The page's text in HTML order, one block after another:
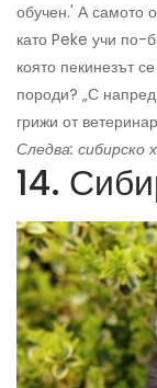
обучен.' А самото
като Peke учи по-
която пекинезът
породи? „С
грижи от
Следва: сибирско
14.